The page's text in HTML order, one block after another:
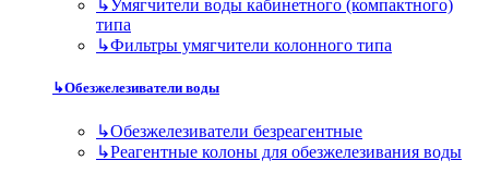
↳Умягчители воды кабинетного (компактного)
типа
↳Фильтры умягчители колонного типа
↳Обезжелезиватели воды
↳Обезжелезиватели безреагентные
↳Реагентные колоны для обезжелезивания воды